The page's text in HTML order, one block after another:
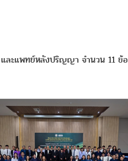
ละแพทย์หลังปริญญา จำนวน 11 ข้อ